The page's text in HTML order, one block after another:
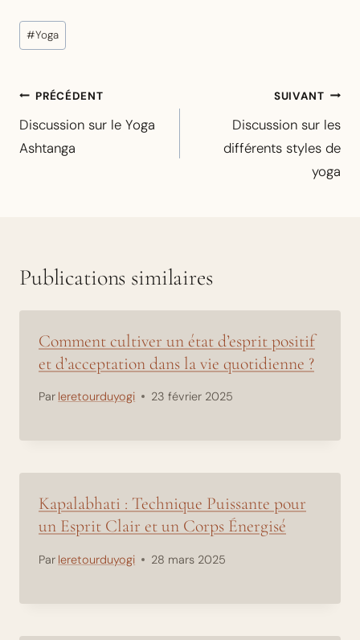
Étiquettes
de
publication :
#Yoga
Navigation
de
l’article
PRÉCÉDENT
Discussion sur le Yoga
Ashtanga
SUIVANT
Discussion sur les
différents styles de
yoga
Publications similaires
Comment cultiver un état d’esprit positif
et d’acceptation dans la vie quotidienne ?
Par leretourduyogi 23 février 2025
Kapalabhati : Technique Puissante pour
un Esprit Clair et un Corps Énergisé
Par leretourduyogi 28 mars 2025